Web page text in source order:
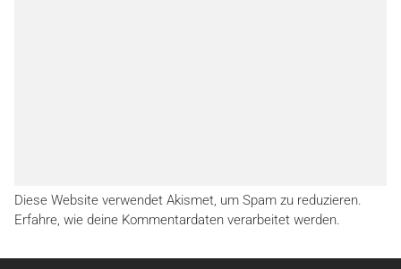
Diese Website verwendet Akismet, um Spam zu reduzieren.
Erfahre, wie deine Kommentardaten verarbeitet werden.